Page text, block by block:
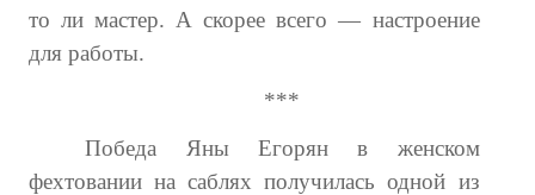
Наложенный платеж
Подписка 2026
ТАКОВА СПОРТИВНАЯ ЖИЗНЬ
то ли мастер. А скорее всего — настроение
для работы.
***
Победа Яны Егорян в женском
фехтовании на саблях получилась одной из